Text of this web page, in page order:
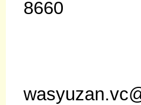
8660
メ